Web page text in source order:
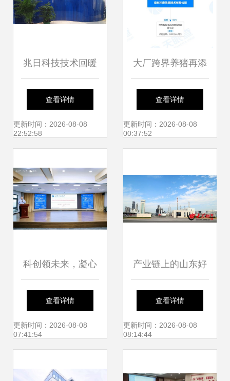
兆日科技技术回暖
反弹信号已现，把
握先机需理性看待
查看详情
更新时间：2026-08-08
22:52:58
大厂跨界养猪再添
新例 京东公开猪饲
料投喂系统专利，
成趋势
查看详情
更新时间：2026-08-08
00:37:52
科创领未来，凝心
促发展 洪山区科技
成果转化对接活动
查看详情
更新时间：2026-08-08
07:41:54
产业链上的山东好
品牌联泓新材料 从
绿地崛起，迈向高
查看详情
更新时间：2026-08-08
08:14:44